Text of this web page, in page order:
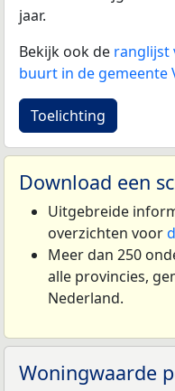
jaar.
Bekijk ook de ranglijst
buurt in de gemeente
Toelichting
Download een
Uitgebreide
overzichten voor
Meer dan 250
alle provincies,
Nederland.
Woningwaarde